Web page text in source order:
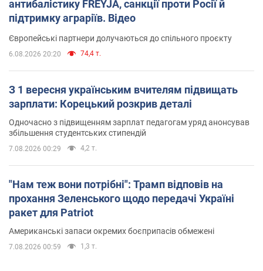
антибалістику FREYJA, санкції проти Росії й
підтримку аграріїв. Відео
Європейські партнери долучаються до спільного проєкту
6.08.2026 20:20 74,4 т.
З 1 вересня українським вчителям підвищать
зарплати: Корецький розкрив деталі
Одночасно з підвищенням зарплат педагогам уряд анонсував
збільшення студентських стипендій
7.08.2026 00:29 4,2 т.
"Нам теж вони потрібні": Трамп відповів на
прохання Зеленського щодо передачі Україні
ракет для Patriot
Американські запаси окремих боєприпасів обмежені
7.08.2026 00:59 1,3 т.